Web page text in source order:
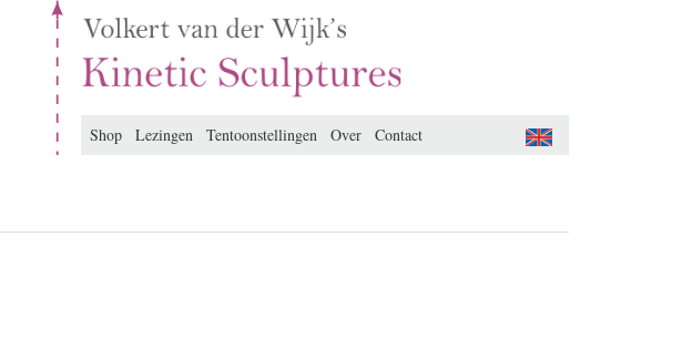
Shop Lezingen Tentoonstellingen Over Contact